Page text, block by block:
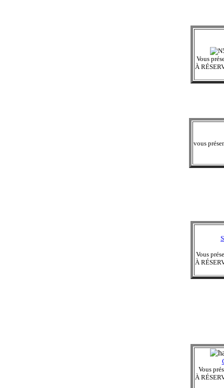
Vous
À
vous
Vous
À
Vous
À